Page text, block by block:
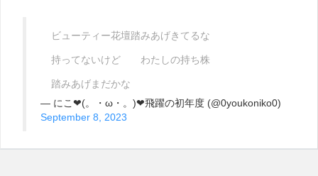
ビューティー花壇踏みあげきてるな
持ってないけど わたしの持ち株
踏みあげまだかな
— にこ❤(。・ω・。)❤飛躍の初年度 (@0youkoniko0)
September 8, 2023